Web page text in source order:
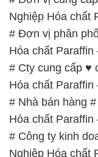
Nghiệp Hóa chất
# Đơn vị phân
Hóa chất
# Cty cung cấp ♥
Hóa chất
# Nhà bán hàng
Hóa chất
# Công ty kinh
Nghiệp Hóa chất